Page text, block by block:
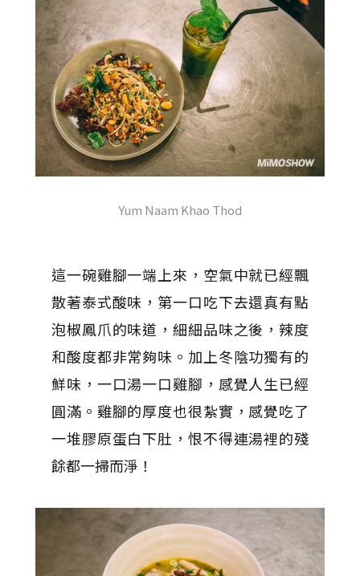
Yum Naam Khao Thod
這一碗雞腳一端上來，空氣中就已經飄
散著泰式酸味，第一口吃下去還真有點
泡椒鳳爪的味道，細細品味之後，辣度
和酸度都非常夠味。加上冬陰功獨有的
鮮味，一口湯一口雞腳，感覺人生已經
圓滿。雞腳的厚度也很紮實，感覺吃了
一堆膠原蛋白下肚，恨不得連湯裡的殘
餘都一掃而淨！